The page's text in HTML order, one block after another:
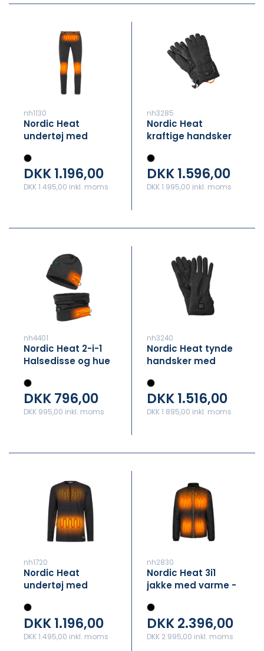
nh1130
Nordic Heat
undertøj med
DKK 1.196,00
DKK 1.495,00 inkl. moms
nh3285
Nordic Heat
kraftige handsker
DKK 1.596,00
DKK 1.995,00 inkl. moms
nh4401
Nordic Heat 2-i-1
Halsedisse og hue
DKK 796,00
DKK 995,00 inkl. moms
nh3240
Nordic Heat tynde
handsker med
DKK 1.516,00
DKK 1.895,00 inkl. moms
nh1720
Nordic Heat
undertøj med
DKK 1.196,00
DKK 1.495,00 inkl. moms
nh2830
Nordic Heat 3i1
jakke med varme -
DKK 2.396,00
DKK 2.995,00 inkl. moms